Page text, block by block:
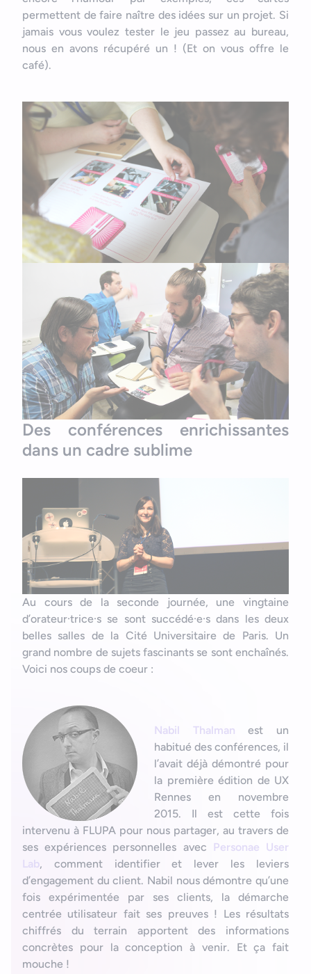
permettent de faire naître des idées sur un projet. Si
jamais vous voulez tester le jeu passez au bureau,
nous en avons récupéré un ! (Et on vous offre le
café).
Des conférences enrichissantes
dans un cadre sublime
Au cours de la seconde journée, une vingtaine
d’orateur·trice·s se sont succédé·e·s dans les deux
belles salles de la Cité Universitaire de Paris. Un
grand nombre de sujets fascinants se sont enchaînés.
Voici nos coups de coeur :
Nabil Thalman est un
habitué des conférences, il
l’avait déjà démontré pour
la première édition de UX
Rennes en novembre
2015. Il est cette fois
intervenu à FLUPA pour nous partager, au travers de
ses expériences personnelles avec
Personae User
Lab, comment identifier et lever les leviers
d’engagement du client. Nabil nous démontre qu’une
fois expérimentée par ses clients, la démarche
centrée utilisateur fait ses preuves ! Les résultats
chiffrés du terrain apportent des informations
concrètes pour la conception à venir. Et ça fait
mouche !